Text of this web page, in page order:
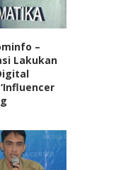
–
Lakukan